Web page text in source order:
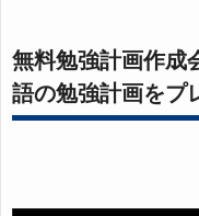
無料勉強計画作成
語の勉強計画をプ